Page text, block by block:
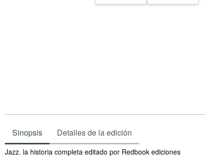
Sinopsis Detalles de la edición
Sinopsis
Jazz. la historia completa editado por Redbook ediciones